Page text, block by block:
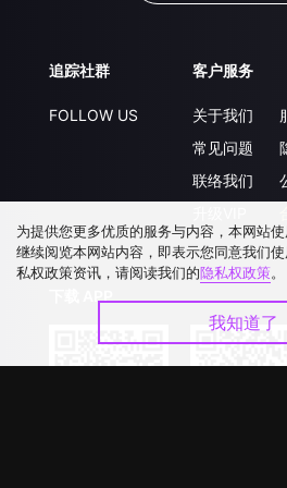
追踪社群
FOLLOW US
客户服务
关于我们
常见问题
联络我们
为提供您更多优质的服务与内容，本网站
继续阅览本网站内容，即表示您同意我们
私权政策资讯，请阅读我们的隐私权政策。
我知道了